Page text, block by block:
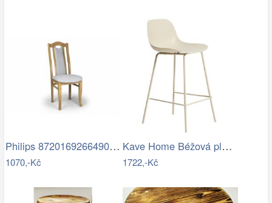
Philips 8720169266490 venkovní nástěnné…
1070,-Kč
Kave Home Béžová plastová barová židle…
1722,-Kč